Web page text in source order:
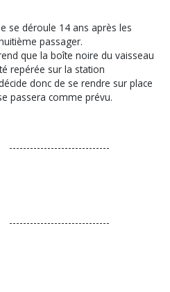
se déroule 14 ans après les
passager.
que la boîte noire du vaisseau
repérée sur la station
donc de se rendre sur place
passera comme prévu.